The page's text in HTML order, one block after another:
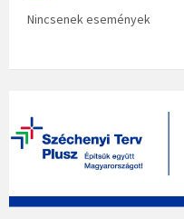
Nincsenek események